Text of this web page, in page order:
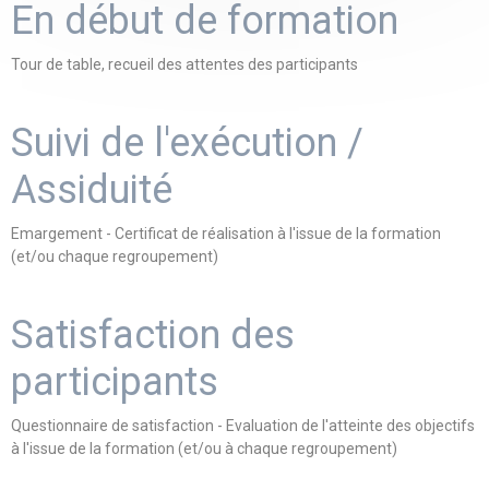
En début de formation
Tour de table, recueil des attentes des participants
Suivi de l'exécution /
Assiduité
Emargement - Certificat de réalisation à l'issue de la formation
(et/ou chaque regroupement)
Satisfaction des
participants
Questionnaire de satisfaction - Evaluation de l'atteinte des objectifs
à l'issue de la formation (et/ou à chaque regroupement)